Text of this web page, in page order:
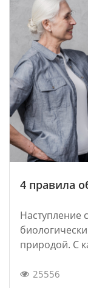
4 правила
Наступление
природой. С
25556